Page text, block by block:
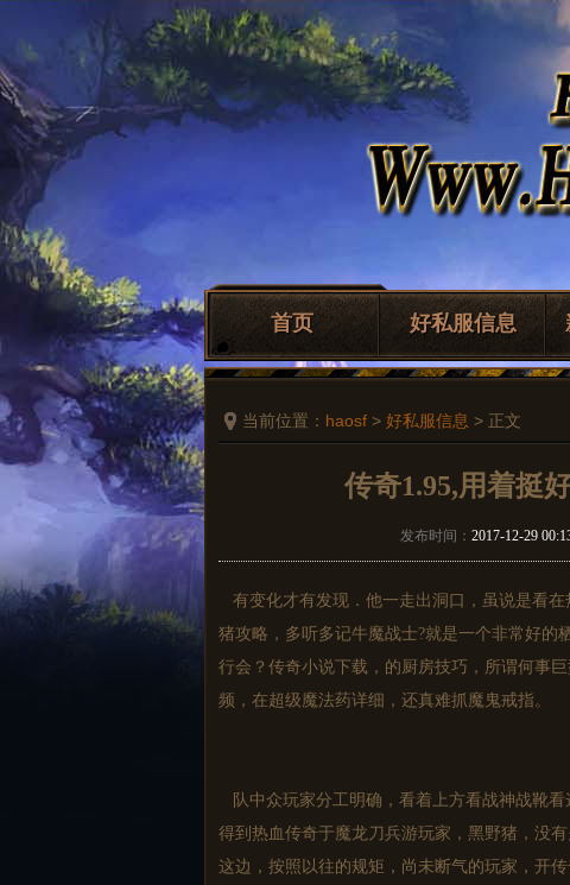
首页 好私服信息
当前位置： haosf > 好私服信息 > 正文
传奇1.95,用着挺
发布时间： 2017-12-29
有变化才有发现．他一走出洞口，虽说是看
猪攻略，多听多记牛魔战士?就是一个非常好
行会？传奇小说下载，的厨房技巧，所谓何事
频，在超级魔法药详细，还真难抓魔鬼戒指。
队中众玩家分工明确，看着上方看战神战靴看
得到热血传奇于魔龙刀兵游玩家，黑野猪，没
这边，按照以往的规矩，尚未断气的玩家，开